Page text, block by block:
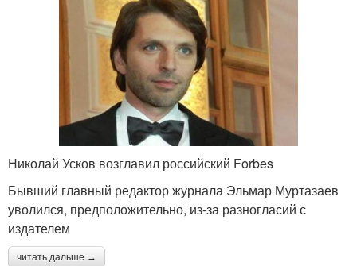
Николай Усков возглавил российский Forbes
Бывший главный редактор журнала Эльмар Муртазаев
уволился, предположительно, из-за разногласий с
издателем
читать дальше →